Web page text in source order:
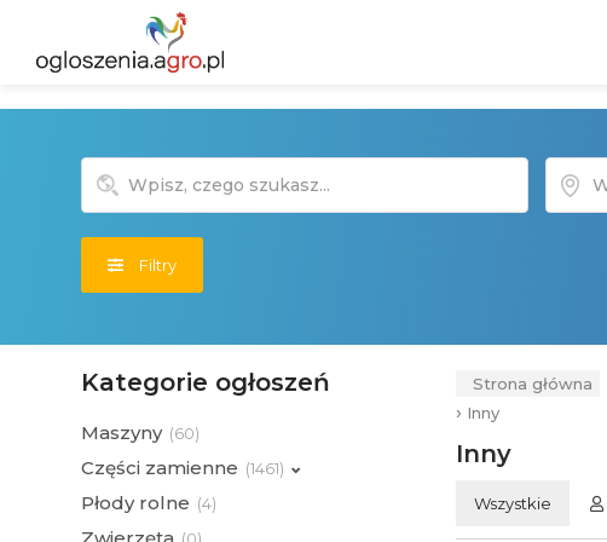
Filtry
Strona główna
› Inny
Inny
Wszystkie
Kategorie ogłoszeń
Maszyny (60)
Części zamienne (1461)
Płody rolne (4)